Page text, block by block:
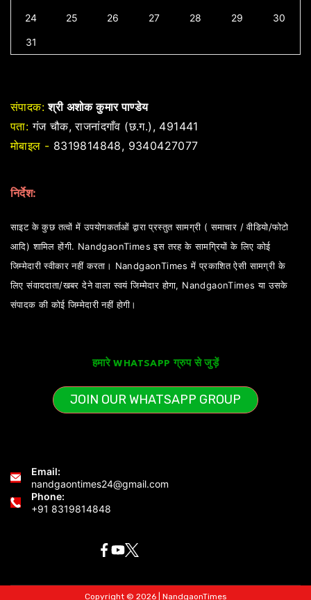
24 25 26 27 28 29 30
31
संपादक: श्री अशोक कुमार पाण्डेय
पता: गंज चौक, राजनांदगाँव (छ.ग.), 491441
मोबाइल - 8319814848, 9340427077
निर्देश:
साइट के कुछ तत्वों में उपयोगकर्ताओं द्वारा प्रस्तुत सामग्री ( समाचार / वीडियो/फोटो
आदि) शामिल होंगी. NandgaonTimes इस तरह के सामग्रियों के लिए कोई
जिम्मेदारी स्वीकार नहीं करता। NandgaonTimes में प्रकाशित ऐसी सामग्री के
लिए संवाददाता/खबर देने वाला स्वयं जिम्मेदार होगा, NandgaonTimes या उसके
संपादक की कोई जिम्मेदारी नहीं होगी।
हमारे WHATSAPP ग्रुप से जुड़ें
JOIN OUR WHATSAPP GROUP
Email:
nandgaontimes24@gmail.com
Phone:
+91 8319814848
Copyright © 2026 | NandgaonTimes